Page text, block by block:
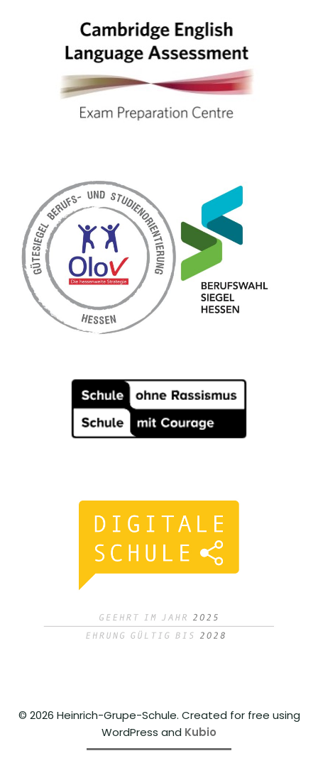
© 2026 Heinrich-Grupe-Schule. Created for free using
WordPress and Kubio